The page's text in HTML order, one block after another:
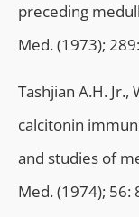
preceding
Med. (1973);
Tashjian A.H. Jr.,
calcitonin
and studies of
Med. (1974); 56: